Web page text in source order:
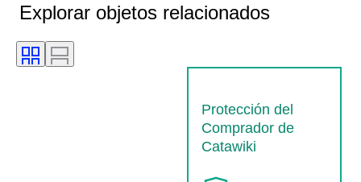
Explorar objetos relacionados
Protección del
Comprador de
Catawiki